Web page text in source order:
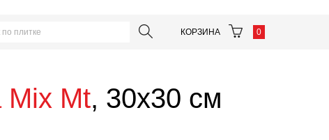
КОРЗИНА 0
Mix Mt, 30x30 см